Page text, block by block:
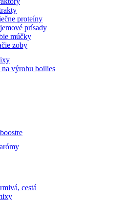
proteíny
prísady
múčky
zoby
výrobu boilies
cestá